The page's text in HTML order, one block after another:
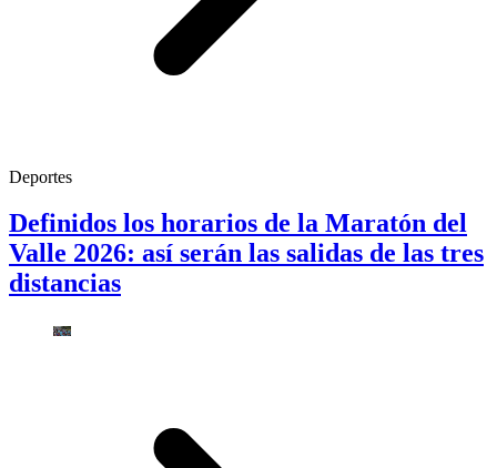
Deportes
Definidos los horarios de la Maratón del
Valle 2026: así serán las salidas de las tres
distancias